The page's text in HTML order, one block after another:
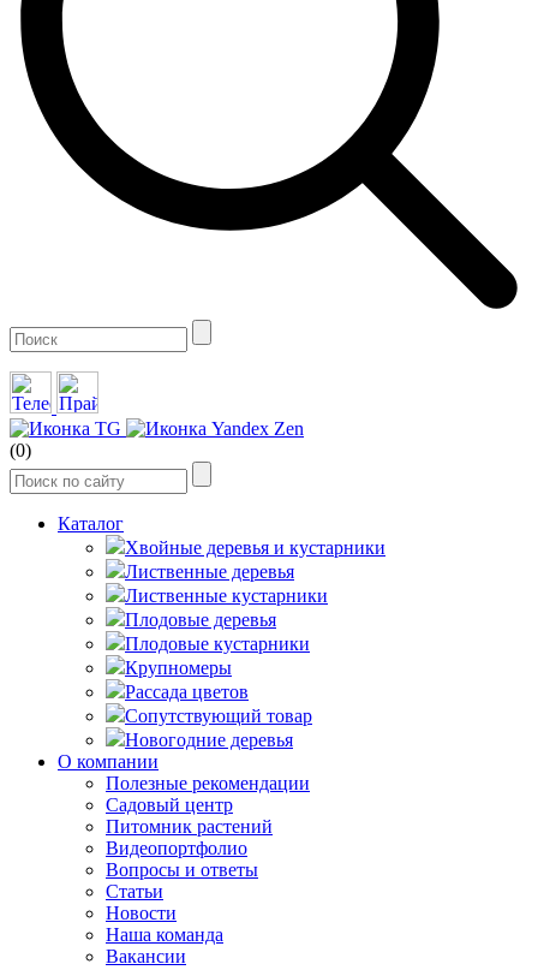
(0)
Каталог
Хвойные деревья и кустарники
Лиственные деревья
Лиственные кустарники
Плодовые деревья
Плодовые кустарники
Крупномеры
Рассада цветов
Сопутствующий товар
Новогодние деревья
О компании
Полезные рекомендации
Садовый центр
Питомник растений
Видеопортфолио
Вопросы и ответы
Статьи
Новости
Наша команда
Вакансии